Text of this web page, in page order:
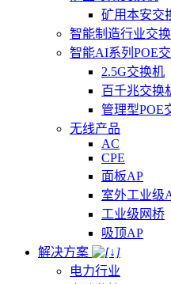
矿用本安交
智能制造行业交
智能AI系列POE
2.5G交换机
百千兆交换
管理型POE
无线产品
AC
CPE
面板AP
室外工业级
工业级网桥
吸顶AP
解决方案
电力行业